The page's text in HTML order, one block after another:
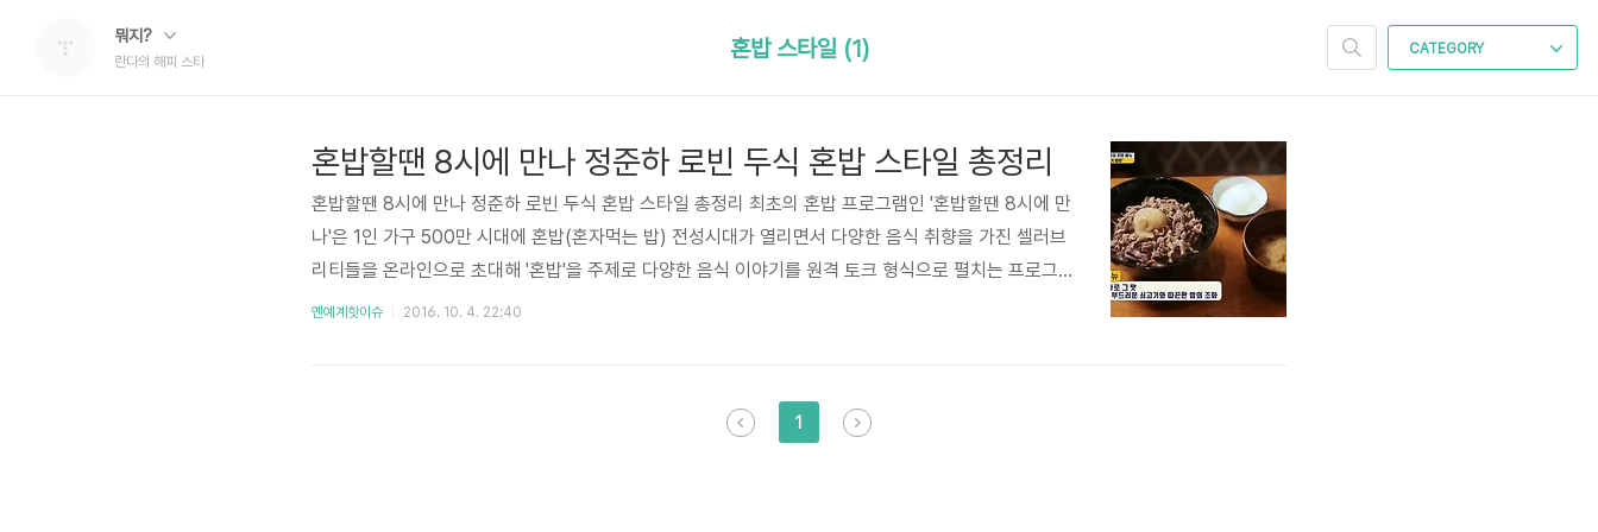
뭐지?
란다의 해피 스타
CATEGORY
혼밥 스타일 (1)
혼밥할땐 8시에 만나 정준하 로빈 두식 혼밥 스타일 총정리
혼밥할땐 8시에 만나 정준하 로빈 두식 혼밥 스타일 총정리 최초의 혼밥 프로그램인 '혼밥할땐 8시에 만
나'은 1인 가구 500만 시대에 혼밥(혼자먹는 밥) 전성시대가 열리면서 다양한 음식 취향을 가진 셀러브
리티들을 온라인으로 초대해 '혼밥'을 주제로 다양한 음식 이야기를 원격 토크 형식으로 펼치는 프로그램
입니다. MC는 탁재훈과 정진운이 맡았으며 국내 최초로 혼밥 예능의 원격 토크쇼를 진행하게 되는데, 1
밥할땐 8시에 만나 1회, 2회에 출연한 게스트 별 혼밥 스타일에 대해서 자세히 알아보고 리뷰를 해보..
옌예계핫이슈 2016. 10. 4. 22:40
1